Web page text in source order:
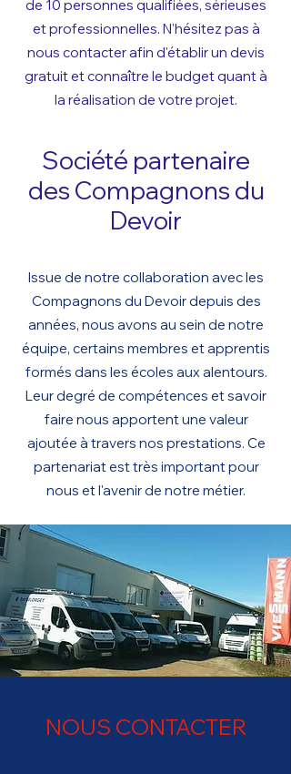
de 10 personnes qualifiées, sérieuses
et professionnelles. N'hésitez pas à
nous contacter afin d'établir un devis
gratuit et connaître le budget quant à
la réalisation de votre projet.
Société partenaire
des Compagnons du
Devoir
Issue de notre collaboration avec les
Compagnons du Devoir depuis des
années, nous avons au sein de notre
équipe, certains membres et apprentis
formés dans les écoles aux alentours.
Leur degré de compétences et savoir
faire nous apportent une valeur
ajoutée à travers nos prestations. Ce
partenariat est très important pour
nous et l'avenir de notre métier.
NOUS CONTACTER